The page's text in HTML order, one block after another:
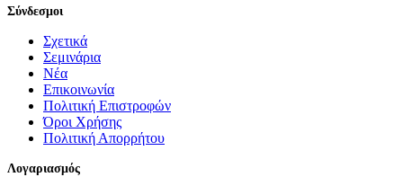
Σύνδεσμοι
Σχετικά
Σεμινάρια
Νέα
Επικοινωνία
Πολιτική Επιστροφών
Όροι Χρήσης
Πολιτική Απορρήτου
Λογαριασμός